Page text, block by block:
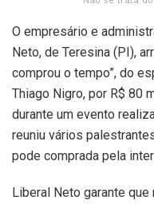
O empresário e
Neto, de Teresina (PI),
comprou o tempo”, do
Thiago Nigro, por R$ 80
durante um evento
reuniu vários
pode comprada pela
Liberal Neto garante